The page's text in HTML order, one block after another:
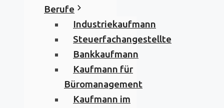
Berufe
Industriekaufmann
Steuerfachangestellte
Bankkaufmann
Kaufmann für
Büromanagement
Kaufmann im